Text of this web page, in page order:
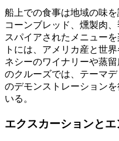
船上での食事は地域の味
コーンブレッド、燻製肉
スパイアされたメニュー
トには、アメリカ産と世
ネシーのワイナリーや蒸
のクルーズでは、テーマ
のデモンストレーション
いる。
エクスカーションと